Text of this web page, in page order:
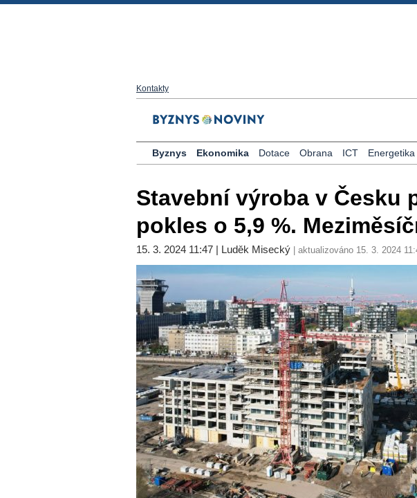
Kontakty
Byznys Ekonomika Dotace Obrana ICT Energetika
Stavební výroba v Česku
pokles o 5,9 %.
15. 3. 2024 11:47 | Luděk Misecký | aktualizováno 15. 3. 2024